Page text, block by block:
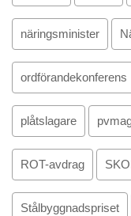
näringsminister
ordförandekonferens
plåtslagare
ROT-avdrag
Stålbyggnadspriset